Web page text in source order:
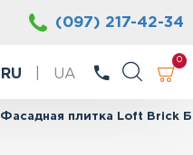
(097) 217-42-34
RU UA
0
Фасадная плитка Loft Brick